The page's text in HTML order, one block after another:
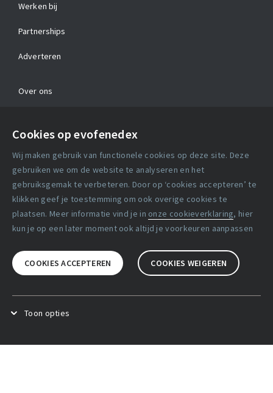
Cookies op evofenedex
Wij maken gebruik van functionele cookies op deze site. Deze
gebruiken we om de website te analyseren en het
gebruiksgemak te verbeteren. Door op ‘cookies accepteren’ te
klikken geef je toestemming om ook overige cookies te
plaatsen. Meer informatie vind je in onze cookieverklaring, hier
kun je op een later moment ook altijd je voorkeuren aanpassen
COOKIES ACCEPTEREN COOKIES WEIGEREN
Toon opties
Werken bij
Partnerships
Adverteren
Over ons
Algemene voorwaarden
Cookie verklaring
Copyright statement
Lidmaatschapsvoorwaarden
Disclaimer
Privacy verklaring